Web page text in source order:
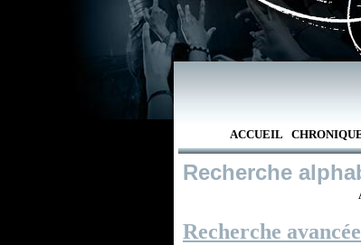
ACCUEIL
Recherche
Recherche avancée